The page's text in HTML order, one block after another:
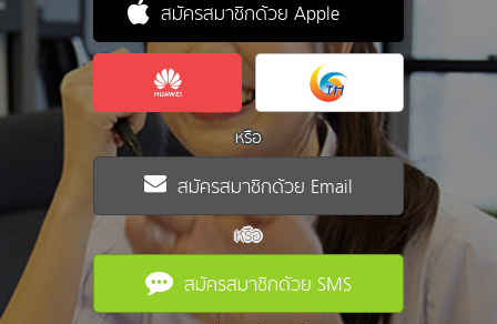
สมัครสมาชิกด้วย Apple
หรือ
สมัครสมาชิกด้วย Email
หรือ
สมัครสมาชิกด้วย SMS